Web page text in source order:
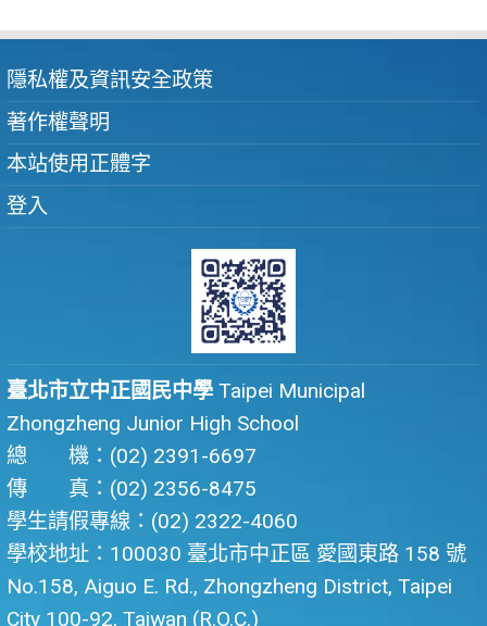
隱私權及資訊安全政策
著作權聲明
本站使用正體字
登入
臺北市立中正國民中學 Taipei Municipal
Zhongzheng Junior High School
總 機：(02) 2391-6697
傳 真：(02) 2356-8475
學生請假專線：(02) 2322-4060
學校地址：100030 臺北市中正區 愛國東路 158 號
No.158, Aiguo E. Rd., Zhongzheng District, Taipei
City 100-92, Taiwan (R.O.C.)